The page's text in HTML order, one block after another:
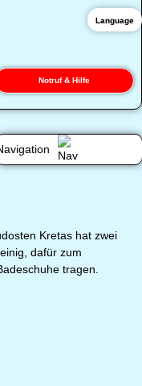
Notruf & Hilfe
Kretas hat zwei
dafür zum
tragen.
Language